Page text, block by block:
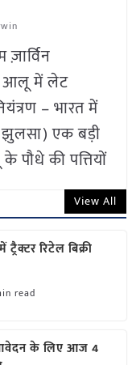
आलू में लेट
– भारत में
एक बड़ी
की पत्तियों
View All
रिटेल बिक्री
read
आवेदन के लिए आज 4